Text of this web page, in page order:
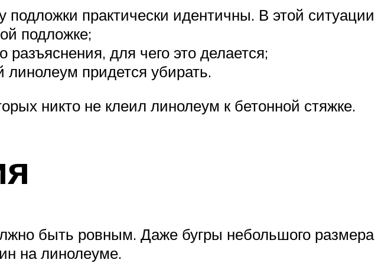
практически идентичны. В этой ситуации
подложке;
разъяснения, для чего это делается;
линолеум придется убирать.
никто не клеил линолеум к бетонной стяжке.
быть ровным. Даже бугры небольшого размера
на линолеуме.